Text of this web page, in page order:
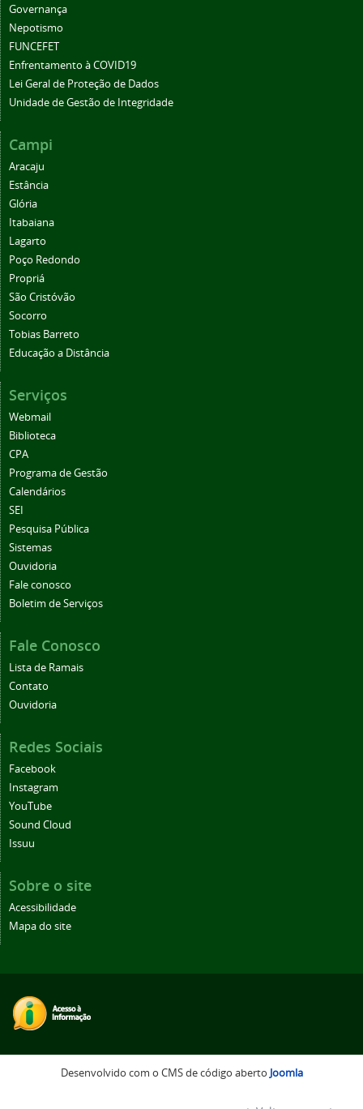
Governança
Nepotismo
FUNCEFET
Enfrentamento à COVID19
Lei Geral de Proteção de Dados
Unidade de Gestão de Integridade
Campi
Aracaju
Estância
Glória
Itabaiana
Lagarto
Poço Redondo
Propriá
São Cristóvão
Socorro
Tobias Barreto
Educação a Distância
Serviços
Webmail
Biblioteca
CPA
Programa de Gestão
Calendários
SEI
Pesquisa Pública
Sistemas
Ouvidoria
Fale conosco
Boletim de Serviços
Fale Conosco
Lista de Ramais
Contato
Ouvidoria
Redes Sociais
Facebook
Instagram
YouTube
Sound Cloud
Issuu
Sobre o site
Acessibilidade
Mapa do site
Desenvolvido com o CMS de código aberto Joomla